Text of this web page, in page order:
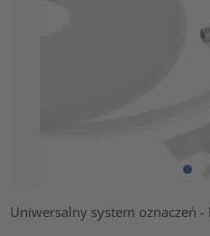
Uniwersalny system oznaczeń -